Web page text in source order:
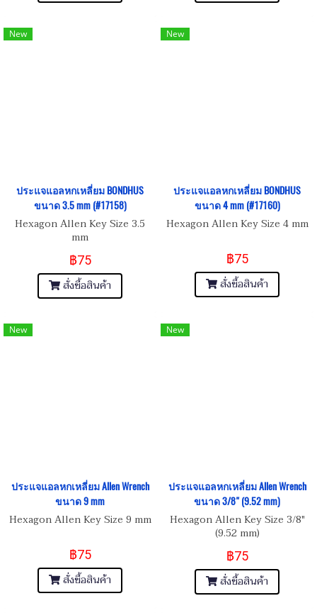
New
ประแจแอลหกเหลี่ยม BONDHUS
ขนาด 3.5 mm (#17158)
Hexagon Allen Key Size 3.5
mm
฿75
สั่งซื้อสินค้า
New
ประแจแอลหกเหลี่ยม BONDHUS
ขนาด 4 mm (#17160)
Hexagon Allen Key Size 4 mm
฿75
สั่งซื้อสินค้า
New
ประแจแอลหกเหลี่ยม Allen Wrench
ขนาด 9 mm
Hexagon Allen Key Size 9 mm
฿75
สั่งซื้อสินค้า
New
ประแจแอลหกเหลี่ยม Allen Wrench
ขนาด 3/8" (9.52 mm)
Hexagon Allen Key Size 3/8"
(9.52 mm)
฿75
สั่งซื้อสินค้า